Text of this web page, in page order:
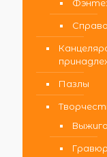
Пазлы